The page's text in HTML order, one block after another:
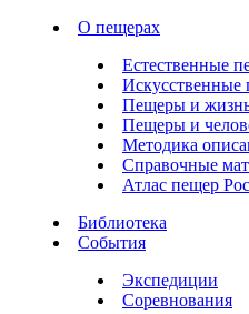
О пещерах
Естественные
Искусственные
Пещеры и
Пещеры и
Методика
Справочные
Атлас пещер
Библиотека
События
Экспедиции
Соревнования